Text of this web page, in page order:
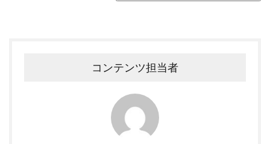
コンテンツ担当者